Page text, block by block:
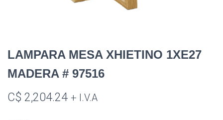
LAMPARA MESA XHIETINO 1XE27
MADERA # 97516
C$ 2,204.24 + I.V.A